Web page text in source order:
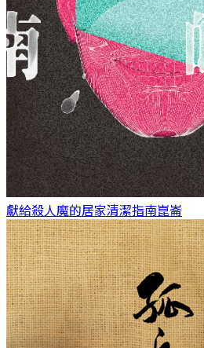
獻給殺人魔的居家清潔指南崑崙